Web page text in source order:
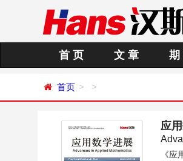
首 页 文 章 期
首页
应
《